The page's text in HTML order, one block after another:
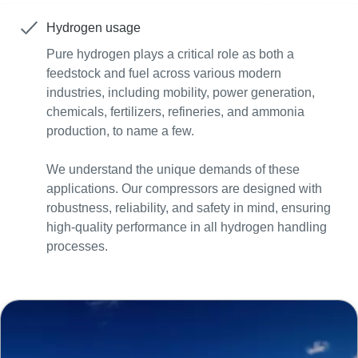
Hydrogen usage
Pure hydrogen plays a critical role as both a
feedstock and fuel across various modern
industries, including mobility, power generation,
chemicals, fertilizers, refineries, and ammonia
production, to name a few.
We understand the unique demands of these
applications. Our compressors are designed with
robustness, reliability, and safety in mind, ensuring
high-quality performance in all hydrogen handling
processes.